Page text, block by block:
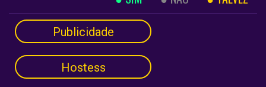
Publicidade
Hostess